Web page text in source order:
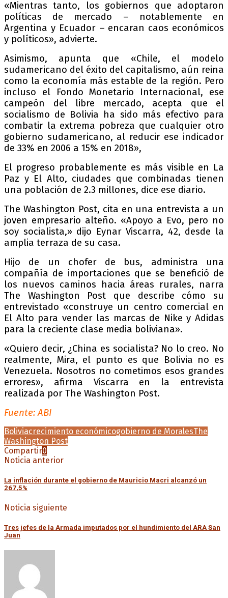
«Mientras tanto, los gobiernos que adoptaron
políticas de mercado – notablemente en
Argentina y Ecuador – encaran caos económicos
y políticos», advierte.
Asimismo, apunta que «Chile, el modelo
sudamericano del éxito del capitalismo, aún reina
como la economía más estable de la región. Pero
incluso el Fondo Monetario Internacional, ese
campeón del libre mercado, acepta que el
socialismo de Bolivia ha sido más efectivo para
combatir la extrema pobreza que cualquier otro
gobierno sudamericano, al reducir ese indicador
de 33% en 2006 a 15% en 2018»,
El progreso probablemente es más visible en La
Paz y El Alto, ciudades que combinadas tienen
una población de 2.3 millones, dice ese diario.
The Washington Post, cita en una entrevista a un
joven empresario alteño. «Apoyo a Evo, pero no
soy socialista,» dijo Eynar Viscarra, 42, desde la
amplia terraza de su casa.
Hijo de un chofer de bus, administra una
compañía de importaciones que se benefició de
los nuevos caminos hacia áreas rurales, narra
The Washington Post que describe cómo su
entrevistado «construye un centro comercial en
El Alto para vender las marcas de Nike y Adidas
para la creciente clase media boliviana».
«Quiero decir, ¿China es socialista? No lo creo. No
realmente, Mira, el punto es que Bolivia no es
Venezuela. Nosotros no cometimos esos grandes
errores», afirma Viscarra en la entrevista
realizada por The Washington Post.
Fuente: ABI
Boliviacrecimiento económicogobierno de MoralesThe
Washington Post
Compartir0
Noticia anterior
La inflación durante el gobierno de Mauricio Macri alcanzó un
267,5%
Noticia siguiente
Tres jefes de la Armada imputados por el hundimiento del ARA San
Juan